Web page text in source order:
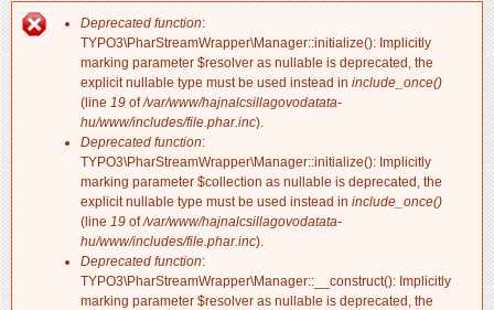
Hibaüzenet
Deprecated function:
TYPO3\PharStreamWrapper\Manager::initialize(): Implicitly
marking parameter $resolver as nullable is deprecated, the
explicit nullable type must be used instead in include_once()
(line 19 of/var/www/hajnalcsillagovodatata-
hu/www/includes/file.phar.inc).
Deprecated function:
TYPO3\PharStreamWrapper\Manager::initialize(): Implicitly
marking parameter $collection as nullable is deprecated, the
explicit nullable type must be used instead in include_once()
(line 19 of/var/www/hajnalcsillagovodatata-
hu/www/includes/file.phar.inc).
Deprecated function:
TYPO3\PharStreamWrapper\Manager::__construct(): Implicitly
marking parameter $resolver as nullable is deprecated, the